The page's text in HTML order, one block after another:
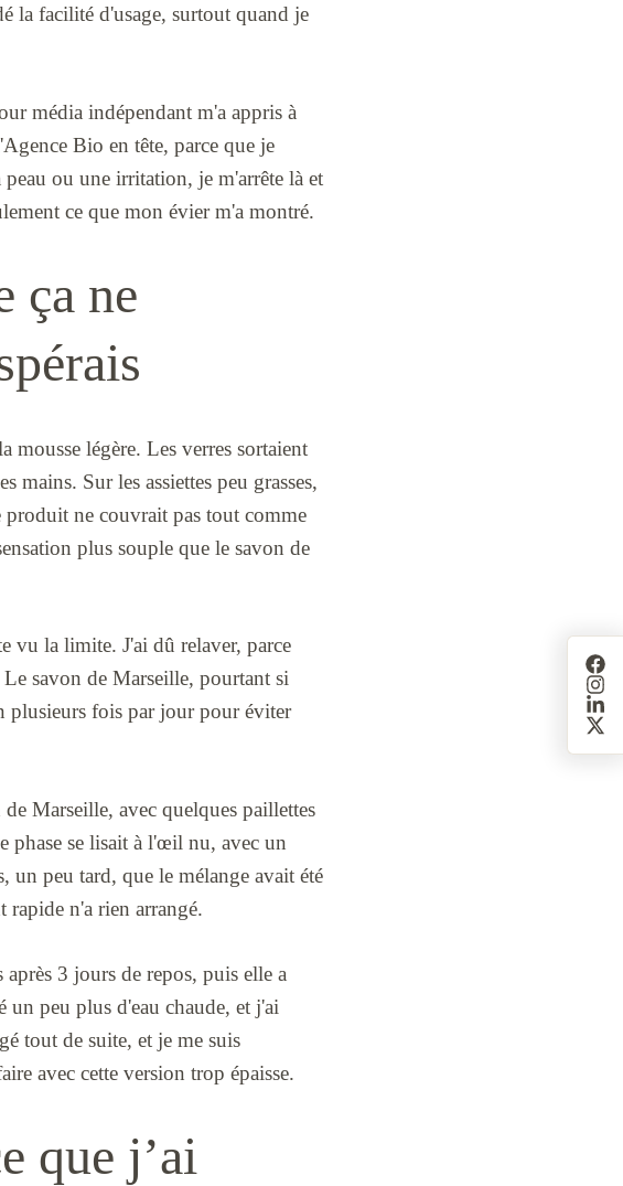
la facilité d'usage, surtout quand je
média indépendant m'a appris à
Bio en tête, parce que je
ou une irritation, je m'arrête là et
ce que mon évier m'a montré.
ça ne
mousse légère. Les verres sortaient
mains. Sur les assiettes peu grasses,
produit ne couvrait pas tout comme
plus souple que le savon de
vu la limite. J'ai dû relaver, parce
savon de Marseille, pourtant si
plusieurs fois par jour pour éviter
Marseille, avec quelques paillettes
phase se lisait à l'œil nu, avec un
un peu tard, que le mélange avait été
n'a rien arrangé.
3 jours de repos, puis elle a
peu plus d'eau chaude, et j'ai
tout de suite, et je me suis
avec cette version trop épaisse.
que j’ai